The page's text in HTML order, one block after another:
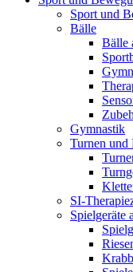
Sport und
Bälle
Bälle
Gymnastik
Turnen und
SI-
Spielgeräte